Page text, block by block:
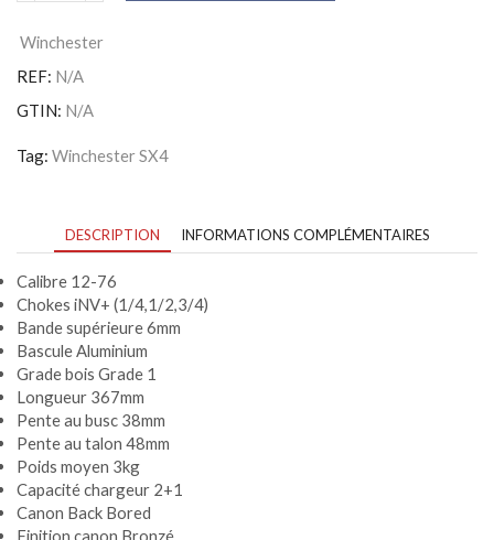
SX4
Field
Winchester
REF: N/A
GTIN: N/A
Tag: Winchester SX4
DESCRIPTION INFORMATIONS COMPLÉMENTAIRES
Calibre 12-76
Chokes iNV+ (1/4,1/2,3/4)
Bande supérieure 6mm
Bascule Aluminium
Grade bois Grade 1
Longueur 367mm
Pente au busc 38mm
Pente au talon 48mm
Poids moyen 3kg
Capacité chargeur 2+1
Canon Back Bored
Finition canon Bronzé